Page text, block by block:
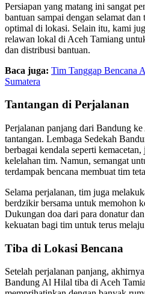
Persiapan yang matang ini sangat
bantuan sampai dengan selamat
optimal di lokasi. Selain itu, kami
relawan lokal di Aceh Tamiang
dan distribusi bantuan.
Baca juga: Tim Tanggap Bencana
Sumatera
Tantangan di Perjalanan
Perjalanan panjang dari Bandung
tantangan. Lembaga Sedekah
berbagai kendala seperti
kelelahan tim. Namun, semangat
terdampak bencana membuat tim
Selama perjalanan, tim juga
berdzikir bersama untuk memohon
Dukungan doa dari para donatur
kekuatan bagi tim untuk terus
Tiba di Lokasi Bencana
Setelah perjalanan panjang,
Bandung Al Hilal tiba di Aceh